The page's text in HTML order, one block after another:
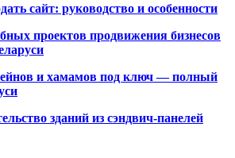
сайт: руководство и особенности
проектов продвижения бизнесов
и хамамов под ключ — полный
зданий из сэндвич-панелей